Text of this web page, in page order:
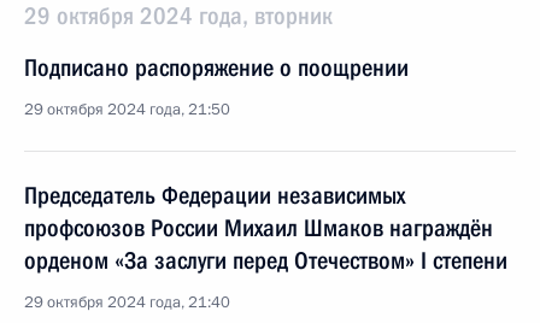
29 октября 2024 года, вторник
Подписано распоряжение о поощрении
29 октября 2024 года, 21:50
Председатель Федерации независимых
профсоюзов России Михаил Шмаков награждён
орденом «За заслуги перед Отечеством» I степени
29 октября 2024 года, 21:40